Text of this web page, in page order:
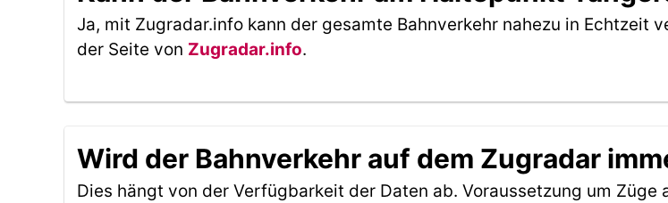
Ja, mit Zugradar.info kann der gesamte Bahnverkehr nahezu in
der Seite von Zugradar.info.
Wird der Bahnverkehr auf dem Zugradar
Dies hängt von der Verfügbarkeit der Daten ab. Voraussetzung um